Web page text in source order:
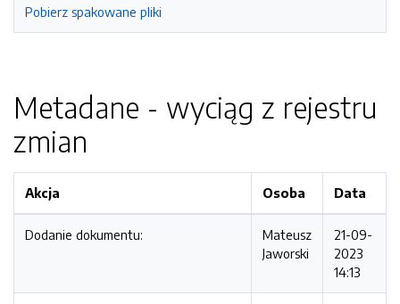
Pobierz spakowane pliki
Metadane - wyciąg z rejestru
zmian
Akcja Osoba Data
Dodanie dokumentu:
Mateusz
Jaworski
21-09-
2023
14:13